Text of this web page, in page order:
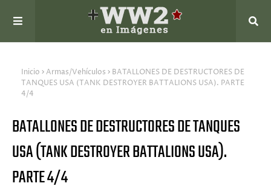
Inicio Armas/Vehículos
BATALLONES DE DESTRUCTORES DE
TANQUES USA (TANK DESTROYER BATTALIONS USA). PARTE
4/4
BATALLONES DE DESTRUCTORES DE TANQUES
USA (TANK DESTROYER BATTALIONS USA).
PARTE 4/4